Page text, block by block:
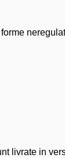
livrate in